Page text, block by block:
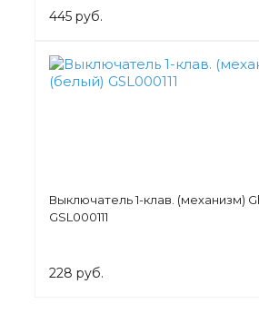
445 руб.
Выключатель 1-клав. (механизм)
GSL000111
228 руб.